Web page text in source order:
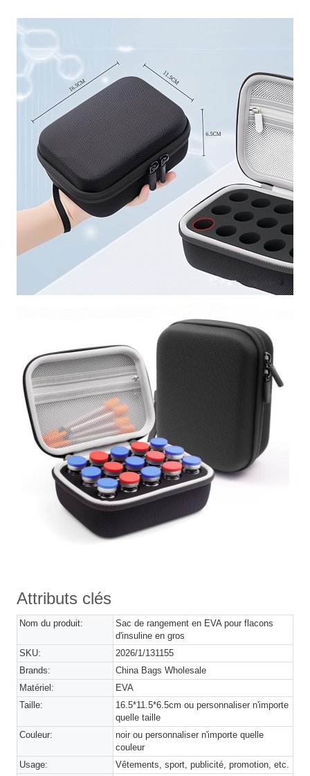
Attributs clés
Nom du produit:
Sac de rangement en EVA pour flacons
d'insuline en gros
SKU:
2026/1/131155
Brands:
China Bags Wholesale
Matériel:
EVA
Taille:
16.5*11.5*6.5cm ou personnaliser n'importe
quelle taille
Couleur:
noir ou personnaliser n'importe quelle
couleur
Usage:
Vêtements, sport, publicité, promotion, etc.